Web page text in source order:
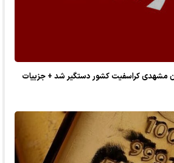
مشهدی کراسفیت کشور دستگیر شد + جزییات